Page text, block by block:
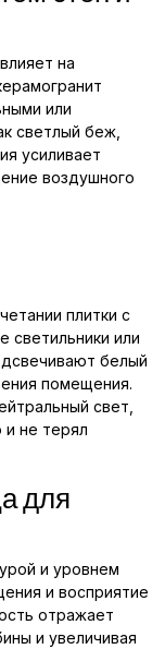
на
или
светлый беж,
усиливает
воздушного
плитки с
светильники или
белый
помещения.
свет,
и не терял
для
и уровнем
и восприятие
отражает
и увеличивая